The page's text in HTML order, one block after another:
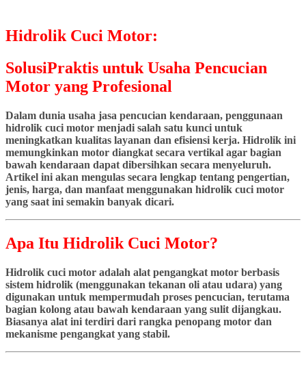
Hidrolik Cuci Motor:
SolusiPraktis untuk Usaha Pencucian
Motor yang Profesional
Dalam dunia usaha jasa pencucian kendaraan, penggunaan
hidrolik cuci motor menjadi salah satu kunci untuk
meningkatkan kualitas layanan dan efisiensi kerja. Hidrolik ini
memungkinkan motor diangkat secara vertikal agar bagian
bawah kendaraan dapat dibersihkan secara menyeluruh.
Artikel ini akan mengulas secara lengkap tentang pengertian,
jenis, harga, dan manfaat menggunakan hidrolik cuci motor
yang saat ini semakin banyak dicari.
Apa Itu Hidrolik Cuci Motor?
Hidrolik cuci motor adalah alat pengangkat motor berbasis
sistem hidrolik (menggunakan tekanan oli atau udara) yang
digunakan untuk mempermudah proses pencucian, terutama
bagian kolong atau bawah kendaraan yang sulit dijangkau.
Biasanya alat ini terdiri dari rangka penopang motor dan
mekanisme pengangkat yang stabil.